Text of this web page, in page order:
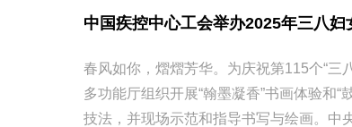
中国疾控中心工会举办2025年三八
春风如你，熠熠芳华。为庆祝第115个“
多功能厅组织开展“翰墨凝香”书画体验
技法，并现场示范和指导书写与绘画。中